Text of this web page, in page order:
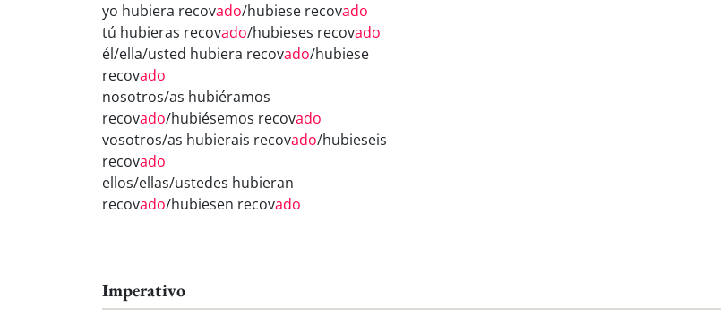
yo hubiera recovado/hubiese recovado
tú hubieras recovado/hubieses recovado
él/ella/usted hubiera recovado/hubiese
recovado
nosotros/as hubiéramos
recovado/hubiésemos recovado
vosotros/as hubierais recovado/hubieseis
recovado
ellos/ellas/ustedes hubieran
recovado/hubiesen recovado
Imperativo